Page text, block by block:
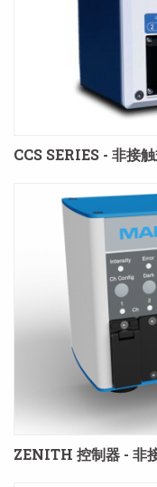
CCS SERIES - 非接
ZENITH 控制器 - 非